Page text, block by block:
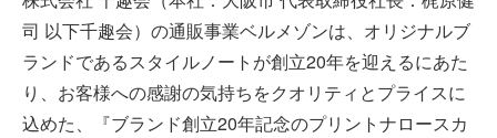
司 以下千趣会）の通販事業ベルメゾンは、オリジナルブ
ランドであるスタイルノートが創立20年を迎えるにあた
り、お客様への感謝の気持ちをクオリティとプライスに
込めた、『ブランド創立20年記念のプリントナロースカ